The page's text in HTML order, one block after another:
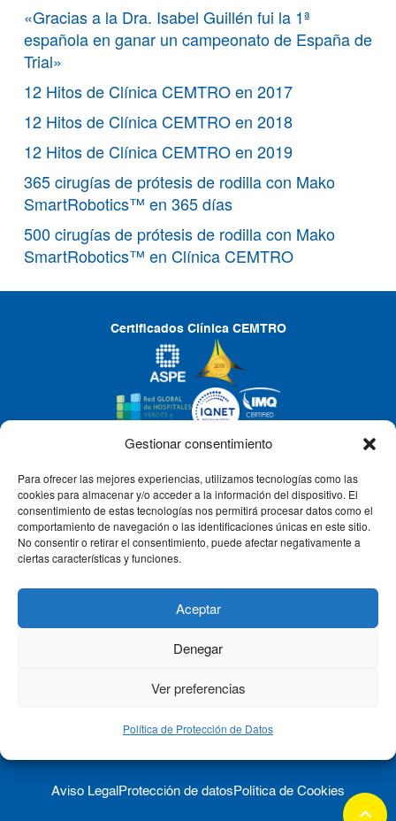
Gestionar consentimiento
Para ofrecer las mejores experiencias, utilizamos tecnologías como las
cookies para almacenar y/o acceder a la información del dispositivo. El
consentimiento de estas tecnologías nos permitirá procesar datos como el
comportamiento de navegación o las identificaciones únicas en este sitio.
No consentir o retirar el consentimiento, puede afectar negativamente a
ciertas características y funciones.
Aceptar
Denegar
Ver preferencias
Política de Protección de Datos
«Gracias a la Dra. Isabel Guillén fui la 1ª
española en ganar un campeonato de España de
Trial»
12 Hitos de Clínica CEMTRO en 2017
12 Hitos de Clínica CEMTRO en 2018
12 Hitos de Clínica CEMTRO en 2019
365 cirugías de prótesis de rodilla con Mako
SmartRobotics™ en 365 días
500 cirugías de prótesis de rodilla con Mako
SmartRobotics™ en Clínica CEMTRO
keyboard_arrow_up
Certificados Clínica CEMTRO
CLÍNICA CEMTRO
QUIÉNES SOMOS
Aviso Legal Protección de datos Política de Cookies